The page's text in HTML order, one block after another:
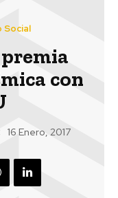
Social
con
16 Enero, 2017